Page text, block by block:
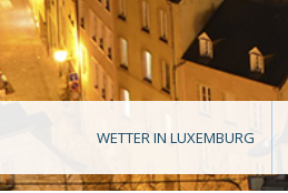
WETTER IN LUXEMBURG